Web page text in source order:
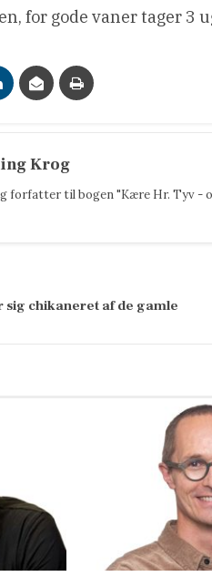
for gode vaner tager 3
Krog
forfatter til bogen "Kære Hr. Tyv -
chikaneret af de gamle